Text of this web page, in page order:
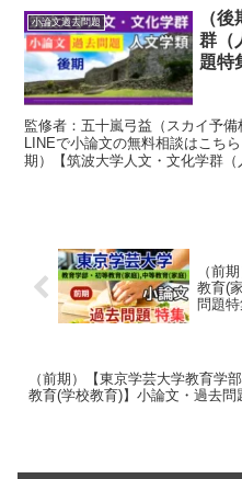
小論文過去問題
（
群（
題特
監修者：五十嵐弓益（スカイ予
LINEで小論文の無料相談はこち
期）【筑波大学人文・文化学群
（前
教育(
問題
（前期）【東京学芸大学教育学
教育(学校教育)】小論文・過去問